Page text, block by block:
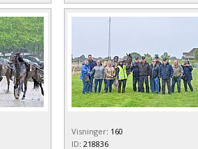
Visninger: 160
ID: 218836